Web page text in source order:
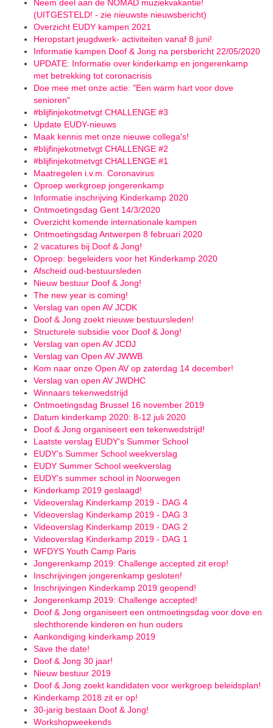
Neem deel aan de NOMAD muziekvakantie!
(UITGESTELD! - zie nieuwste nieuwsbericht)
Overzicht EUDY kampen 2021
Heropstart jeugdwerk- activiteiten vanaf 8 juni!
Informatie kampen Doof & Jong na persbericht 22/05/2020
UPDATE: Informatie over kinderkamp en jongerenkamp
met betrekking tot coronacrisis
Doe mee met onze actie: "Een warm hart voor dove
senioren"
#blijfinjekotmetvgt CHALLENGE #3
Update EUDY-nieuws
Maak kennis met onze nieuwe collega's!
#blijfinjekotmetvgt CHALLENGE #2
#blijfinjekotmetvgt CHALLENGE #1
Maatregelen i.v.m. Coronavirus
Oproep werkgroep jongerenkamp
Informatie inschrijving Kinderkamp 2020
Ontmoetingsdag Gent 14/3/2020
Overzicht komende internationale kampen
Ontmoetingsdag Antwerpen 8 februari 2020
2 vacatures bij Doof & Jong!
Oproep: begeleiders voor het Kinderkamp 2020
Afscheid oud-bestuursleden
Nieuw bestuur Doof & Jong!
The new year is coming!
Verslag van open AV JCDK
Doof & Jong zoekt nieuwe bestuursleden!
Structurele subsidie voor Doof & Jong!
Verslag van open AV JCDJ
Verslag van Open AV JWWB
Kom naar onze Open AV op zaterdag 14 december!
Verslag van open AV JWDHC
Winnaars tekenwedstrijd
Ontmoetingsdag Brussel 16 november 2019
Datum kinderkamp 2020: 8-12 juli 2020
Doof & Jong organiseert een tekenwedstrijd!
Laatste verslag EUDY's Summer School
EUDY's Summer School weekverslag
EUDY Summer School weekverslag
EUDY's summer school in Noorwegen
Kinderkamp 2019 geslaagd!
Videoverslag Kinderkamp 2019 - DAG 4
Videoverslag Kinderkamp 2019 - DAG 3
Videoverslag Kinderkamp 2019 - DAG 2
Videoverslag Kinderkamp 2019 - DAG 1
WFDYS Youth Camp Paris
Jongerenkamp 2019: Challenge accepted zit erop!
Inschrijvingen jongerenkamp gesloten!
Inschrijvingen Kinderkamp 2019 geopend!
Jongerenkamp 2019: Challenge accepted!
Doof & Jong organiseert een ontmoetingsdag voor dove en
slechthorende kinderen en hun ouders
Aankondiging kinderkamp 2019
Save the date!
Doof & Jong 30 jaar!
Nieuw bestuur 2019
Doof & Jong zoekt kandidaten voor werkgroep beleidsplan!
Kinderkamp 2018 zit er op!
30-jarig bestaan Doof & Jong!
Workshopweekends